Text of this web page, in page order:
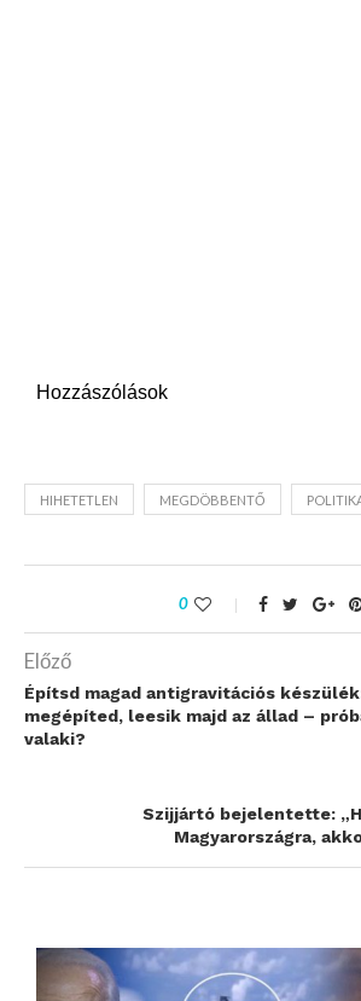
Hozzászólások
HIHETETLEN MEGDÖBBENTŐ
0
Előző
Építsd magad antigravitációs
megépíted, leesik majd az állad –
valaki?
Szijjártó bejelentette:
Magyarországra,